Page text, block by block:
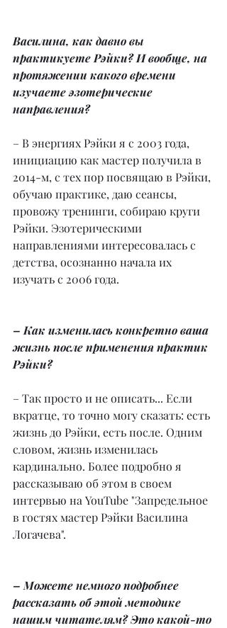
Василина, как давно вы
практикуете Рэйки? И вообще, на
протяжении какого времени
изучаете эзотерические
направления?
– В энергиях Рэйки я с 2003 года,
инициацию как мастер получила в
2014-м, с тех пор посвящаю в Рэйки,
обучаю практике, даю сеансы,
провожу тренинги, собираю круги
Рэйки. Эзотерическими
направлениями интересовалась с
детства, осознанно начала их
изучать с 2006 года.
– Как изменилась конкретно ваша
жизнь после применения практик
Рэйки?
– Так просто и не описать... Если
вкратце, то точно могу сказать: есть
жизнь до Рэйки, есть после. Одним
словом, жизнь изменилась
кардинально. Более подробно я
рассказываю об этом в своем
интервью на YouTube "Запредельное
в гостях мастер Рэйки Василина
Логачева".
– Можете немного подробнее
рассказать об этой методике
нашим читателям? Это какой-то